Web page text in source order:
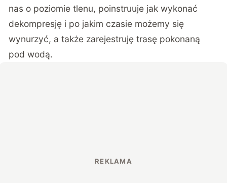
nas o poziomie tlenu, poinstruuje jak wykonać
dekompresję i po jakim czasie możemy się
wynurzyć, a także zarejestruję trasę pokonaną
pod wodą.